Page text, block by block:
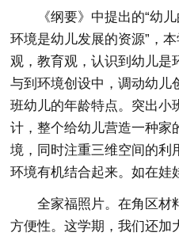
《纲要》中提出的“幼
环境是幼儿发展的资源”，
观，教育观，认识到幼儿是
与到环境创设中，调动幼儿
班幼儿的年龄特点。突出小
计，整个给幼儿营造一种家
境，同时注重三维空间的利
环境有机结合起来。如在娃
全家福照片。在角区材
方便性。这学期，我们还加